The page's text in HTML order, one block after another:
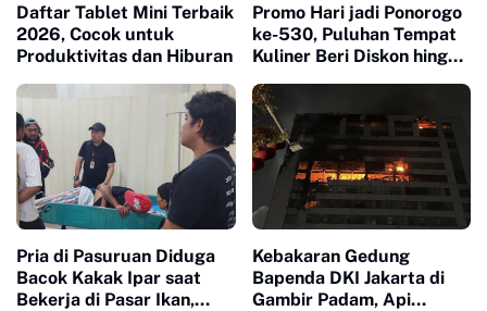
Daftar Tablet Mini Terbaik
2026, Cocok untuk
Produktivitas dan Hiburan
Promo Hari jadi Ponorogo
ke-530, Puluhan Tempat
Kuliner Beri Diskon hingga
Pria di Pasuruan Diduga
Bacok Kakak Ipar saat
Bekerja di Pasar Ikan,
Kebakaran Gedung
Bapenda DKI Jakarta di
Gambir Padam, Api